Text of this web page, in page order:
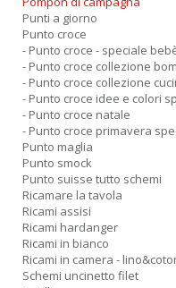
Punti a giorno
Punto croce
- Punto croce - speciale
- Punto croce collezione
- Punto croce collezione
- Punto croce idee e colori
- Punto croce natale
- Punto croce primavera
Punto maglia
Punto smock
Punto suisse tutto schemi
Ricamare la tavola
Ricami assisi
Ricami hardanger
Ricami in bianco
Ricami in camera -
Schemi uncinetto filet